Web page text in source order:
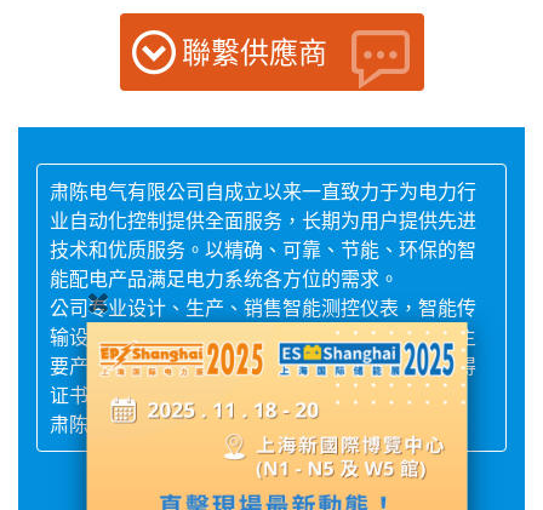
聯繫供應商
肃陈电气有限公司自成立以来一直致力于为电力行
业自动化控制提供全面服务，长期为用户提供先进
技术和优质服务。以精确、可靠、节能、环保的智
能配电产品满足电力系统各方位的需求。
公司专业设计、生产、销售智能测控仪表，智能传
输设备，智能通断开关等智能化电气产品。公司主
要产品均通过国家有关检测机构型式试验，并取得
证书。
肃陈将以精湛的工艺，卓越的品质为您竭诚服务!